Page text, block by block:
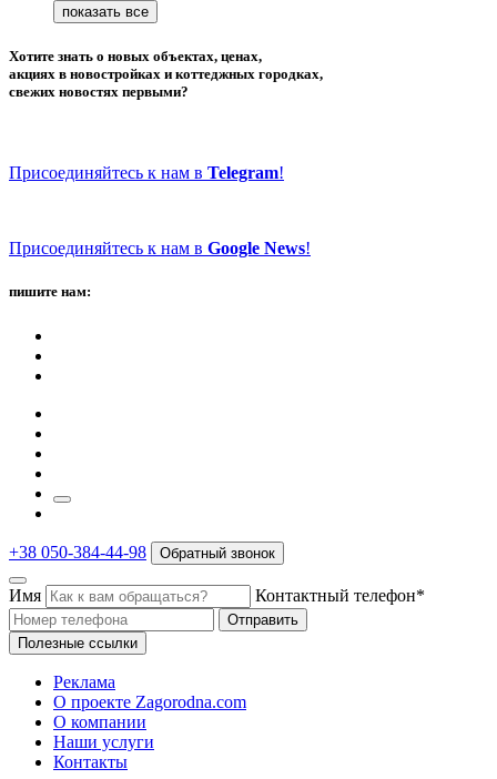
Хотите знать о новых объектах, ценах,
акциях в новостройках и коттеджных городках,
свежих новостях первыми?
Присоединяйтесь к нам в Telegram!
Присоединяйтесь к нам в Google News!
пишите нам:
+38 050-384-44-98 Обратный звонок
Имя Контактный телефон*
Отправить
Полезные ссылки
Реклама
О проекте Zagorodna.com
О компании
Наши услуги
Контакты